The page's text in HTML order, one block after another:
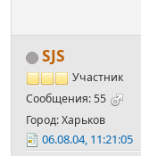
SJS
Участник
Сообщения: 55
Город: Харьков
06.08.04, 11:21:05